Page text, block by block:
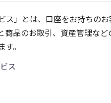
13週移動平均
5ヶ月移動平均
ス」とは、口座をお持ちの
商品のお取引、資産管理な
。
ス